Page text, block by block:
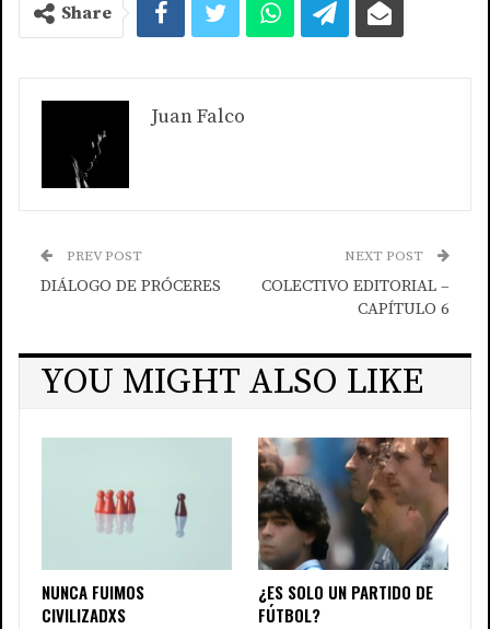
Share
Juan Falco
PREV POST
DIÁLOGO DE PRÓCERES
NEXT POST
COLECTIVO EDITORIAL –
CAPÍTULO 6
YOU MIGHT ALSO LIKE
NUNCA FUIMOS
CIVILIZADXS
¿ES SOLO UN PARTIDO DE
FÚTBOL?